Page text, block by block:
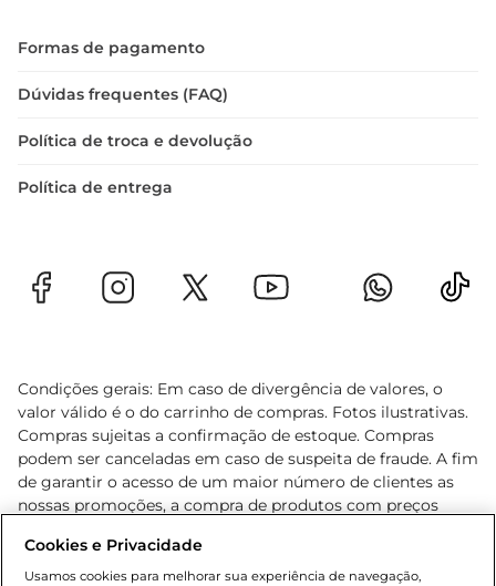
Formas de pagamento
Dúvidas frequentes (FAQ)
Política de troca e devolução
Política de entrega
Condições gerais: Em caso de divergência de valores, o
valor válido é o do carrinho de compras. Fotos ilustrativas.
Compras sujeitas a confirmação de estoque. Compras
podem ser canceladas em caso de suspeita de fraude. A fim
de garantir o acesso de um maior número de clientes as
nossas promoções, a compra de produtos com preços
cliente. Os preços, ofertas e condições são exclusivos para
o e-commerce e válidos durante o dia de hoje, podendo
Cookies e Privacidade
Usamos cookies para melhorar sua experiência de navegação,